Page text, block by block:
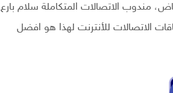
مندوب الاتصالات المتكاملة سلام بارع
الاتصالات للأنترنت لهذا هو افضل